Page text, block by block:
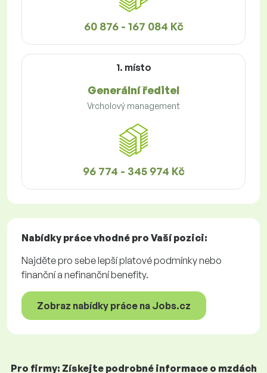
60 876 - 167 084 Kč
1. místo
Generální ředitel
Vrcholový management
96 774 - 345 974 Kč
Nabídky prácevhodné pro Vaší pozici:
Najděte pro sebe lepší platové podmínky nebo
finanční a nefinanční benefity.
Zobraz nabídky práce na Jobs.cz
Pro firmy: Získejte podrobné informace o mzdách